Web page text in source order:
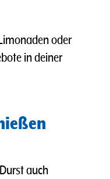
oder
in deiner
auch